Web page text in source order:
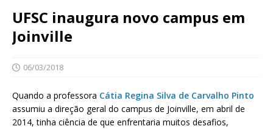
UFSC inaugura novo campus em
Joinville
06/03/2018
Quando a professora Cátia Regina Silva de Carvalho Pinto
assumiu a direção geral do campus de Joinville, em abril de
2014, tinha ciência de que enfrentaria muitos desafios,